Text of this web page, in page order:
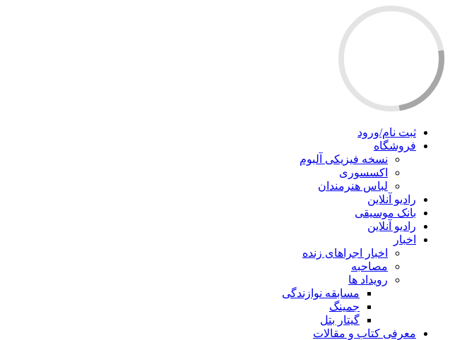
ثبت نام/ورود
فروشگاه
نسخه فیزیکی آلبوم
اکسسوری
لباس هنرمندان
رادیو آنلاین
بانک موسیقی
رادیو آنلاین
اخبار
اخبار اجراهای زنده
مصاحبه
رویداد ها
مسابقه نوازندگی
جمینگ
گیتار بتل
معرفی کتاب و مقالات